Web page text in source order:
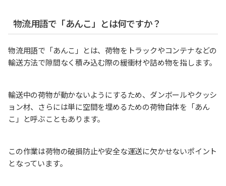
物流用語で「あんこ」とは何ですか？
物流用語で「あんこ」とは、荷物をトラックやコンテナなどの
輸送方法で隙間なく積み込む際の緩衝材や詰め物を指します。
輸送中の荷物が動かないようにするため、ダンボールやクッシ
ョン材、さらには単に空間を埋めるための荷物自体を「あん
こ」と呼ぶこともあります。
この作業は荷物の破損防止や安全な運送に欠かせないポイント
となっています。